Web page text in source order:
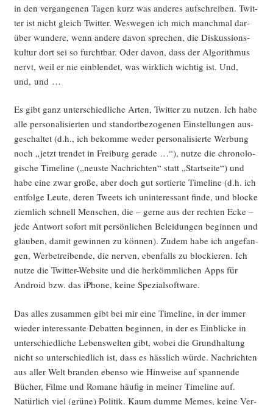
in den ver­gan­ge­nen Tagen kurz was ande­res auf­schrei­ben. Twit­
ter ist nicht gleich Twit­ter. Wes­we­gen ich mich manch­mal dar­
über wun­de­re, wenn ande­re davon spre­chen, die Dis­kus­si­ons­
kul­tur dort sei so furcht­bar. Oder davon, dass der Algo­rith­mus
nervt, weil er nie ein­blen­det, was wirk­lich wich­tig ist. Und,
und, und …
Es gibt ganz unter­schied­li­che Arten, Twit­ter zu nut­zen. Ich habe
alle per­so­na­li­sier­ten und stand­ort­be­zo­ge­nen Ein­stel­lun­gen aus­
ge­schal­tet (d.h., ich bekom­me weder per­so­na­li­sier­te Wer­bung
noch „jetzt tren­det in Frei­burg gera­de …“), nut­ze die chro­no­lo­
gi­sche Time­line („neus­te Nach­rich­ten“ statt „Start­sei­te“) und
habe eine zwar gro­ße, aber doch gut sor­tier­te Time­line (d.h. ich
ent­fol­ge Leu­te, deren Tweets ich unin­ter­es­sant fin­de, und blo­cke
ziem­lich schnell Men­schen, die – ger­ne aus der rech­ten Ecke –
jede Ant­wort sofort mit per­sön­li­chen Belei­dun­gen begin­nen und
glau­ben, damit gewin­nen zu kön­nen). Zudem habe ich ange­fan­
gen, Wer­be­trei­ben­de, die ner­ven, eben­falls zu blo­ckie­ren. Ich
nut­ze die Twit­ter-Web­site und die her­kömm­li­chen Apps für
Android bzw. das iPho­ne, kei­ne Spezialsoftware.
Das alles zusam­men gibt bei mir eine Time­line, in der immer
wie­der inter­es­san­te Debat­ten begin­nen, in der es Ein­bli­cke in
unter­schied­li­che Lebens­wel­ten gibt, wobei die Grund­hal­tung
nicht so unter­schied­lich ist, dass es häss­lich wür­de. Nach­rich­ten
aus aller Welt bran­den eben­so wie Hin­wei­se auf span­nen­de
Bücher, Fil­me und Roma­ne häu­fig in mei­ner Time­line auf.
Natür­lich viel (grü­ne) Poli­tik. Kaum dum­me Memes, kei­ne Ver­